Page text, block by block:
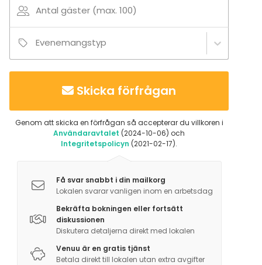
Antal gäster (max. 100)
Evenemangstyp
Skicka förfrågan
Genom att skicka en förfrågan så accepterar du villkoren i
Användaravtalet (2024-10-06) och
Integritetspolicyn (2021-02-17).
Få svar snabbt i din mailkorg
Lokalen svarar vanligen inom en arbetsdag
Bekräfta bokningen eller fortsätt
diskussionen
Diskutera detaljerna direkt med lokalen
Venuu är en gratis tjänst
Betala direkt till lokalen utan extra avgifter